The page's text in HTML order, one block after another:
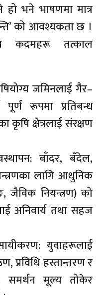
भने भाषणमा मात्र
को आवश्यकता छ ।
कदमहरू तत्काल
जमिनलाई गैर–
रूपमा प्रतिबन्ध
कृषि क्षेत्रलाई संरक्षण
बाँदर, बँदेल,
लागि आधुनिक
जैविक नियन्त्रण) को
अनिवार्य तथा सहज
युवाहरूलाई
प्रविधि हस्तान्तरण र
समर्थन मूल्य तोकेर